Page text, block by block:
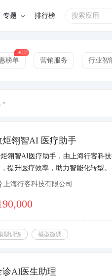
专题 排行榜
千帆AI原生应
榜单 营销服务 行业智
炬翎智AI 医疗助手
翎智AI医疗助手，由上海行客科
提升医疗效率，助力智能化转型。
上海行客科技有限公司
型训练 模型微调
诊AI医生助理